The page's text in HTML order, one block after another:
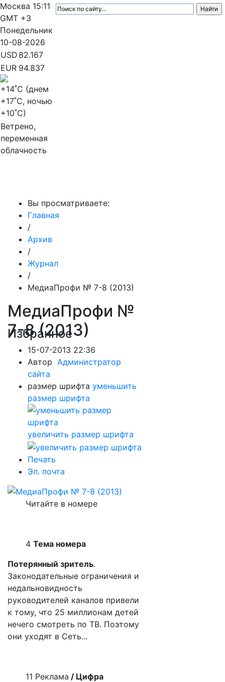
Москва 15:11
GMT +3
Понедельник
10-08-2026
USD 82.167
EUR 94.837
+14˚C (днем
+17˚C, ночью
+10˚C)
Ветрено,
переменная
облачность
Вы просматриваете:
Главная
/
Архив
/
Журнал
/
МедиаПрофи № 7-8 (2013)
МедиаПрофи №
7-8 (2013)
Избранное
15-07-2013 22:36
Автор Администратор
сайта
размер шрифта уменьшить
размер шрифта
увеличить размер шрифта
Печать
Эл. почта
Читайте в номере
4Тема номера
Потерянный зритель.
Законодательные ограничения и
недальновидность
руководителей каналов привели
к тому, что 25 миллионам детей
нечего смотреть по ТВ. Поэтому
они уходят в Сеть...
11 Реклама / Цифра